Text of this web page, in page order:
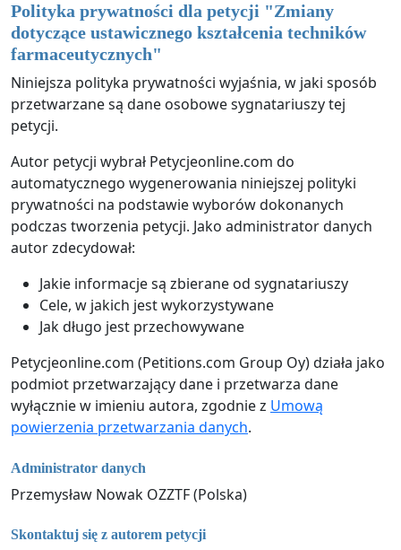
Polityka prywatności dla petycji "Zmiany
dotyczące ustawicznego kształcenia techników
farmaceutycznych"
Niniejsza polityka prywatności wyjaśnia, w jaki sposób
przetwarzane są dane osobowe sygnatariuszy tej
petycji.
Autor petycji wybrał Petycjeonline.com do
automatycznego wygenerowania niniejszej polityki
prywatności na podstawie wyborów dokonanych
podczas tworzenia petycji. Jako administrator danych
autor zdecydował:
Jakie informacje są zbierane od sygnatariuszy
Cele, w jakich jest wykorzystywane
Jak długo jest przechowywane
Petycjeonline.com (Petitions.com Group Oy) działa jako
podmiot przetwarzający dane i przetwarza dane
wyłącznie w imieniu autora, zgodnie z Umową
powierzenia przetwarzania danych.
Administrator danych
Przemysław Nowak OZZTF (Polska)
Skontaktuj się z autorem petycji